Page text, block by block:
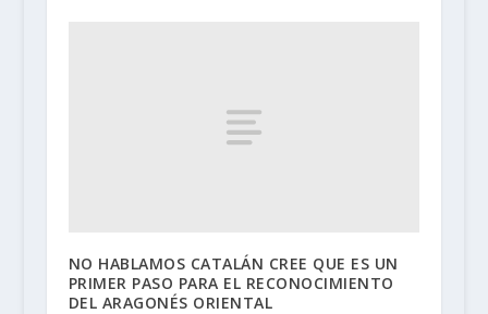
NO HABLAMOS CATALÁN CREE QUE ES UN
PRIMER PASO PARA EL RECONOCIMIENTO
DEL ARAGONÉS ORIENTAL